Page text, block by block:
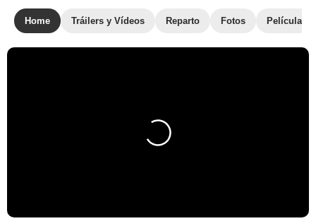
Home Tráilers y Vídeos Reparto Fotos Películas